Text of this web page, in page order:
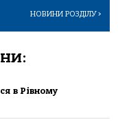
НОВИНИ РОЗДІЛУ>
в Рівному